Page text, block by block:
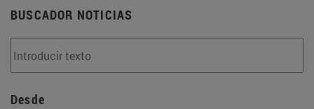
BUSCADOR NOTICIAS
Desde